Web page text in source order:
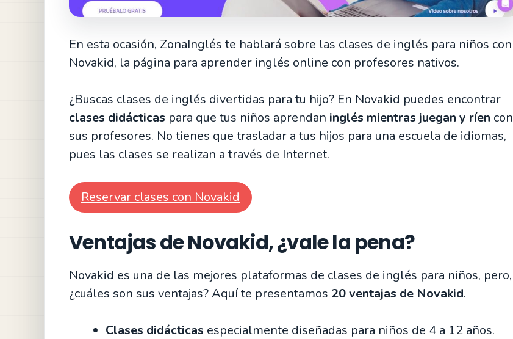
En esta ocasión, ZonaInglés te hablará sobre las clases de inglés para niños con
Novakid, la página para aprender inglés online con profesores nativos.
¿Buscas clases de inglés divertidas para tu hijo? En Novakid puedes encontrar
clases didácticas para que tus niños aprendan inglés mientras juegan y ríen con
sus profesores. No tienes que trasladar a tus hijos para una escuela de idiomas,
pues las clases se realizan a través de Internet.
Reservar clases con Novakid
Ventajas de Novakid, ¿vale la pena?
Novakid es una de las mejores plataformas de clases de inglés para niños, pero,
¿cuáles son sus ventajas? Aquí te presentamos 20 ventajas de Novakid.
Clases didácticas especialmente diseñadas para niños de 4 a 12 años.